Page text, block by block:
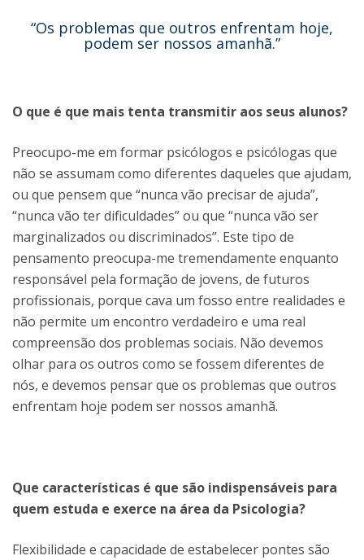
“Os problemas que outros enfrentam hoje,
podem ser nossos amanhã.”
O que é que mais tenta transmitir aos seus alunos?
Preocupo-me em formar psicólogos e psicólogas que
não se assumam como diferentes daqueles que ajudam,
ou que pensem que “nunca vão precisar de ajuda”,
“nunca vão ter dificuldades” ou que “nunca vão ser
marginalizados ou discriminados”. Este tipo de
pensamento preocupa-me tremendamente enquanto
responsável pela formação de jovens, de futuros
profissionais, porque cava um fosso entre realidades e
não permite um encontro verdadeiro e uma real
compreensão dos problemas sociais. Não devemos
olhar para os outros como se fossem diferentes de
nós, e devemos pensar que os problemas que outros
enfrentam hoje podem ser nossos amanhã.
Que características é que são indispensáveis para
quem estuda e exerce na área da Psicologia?
Flexibilidade e capacidade de estabelecer pontes são